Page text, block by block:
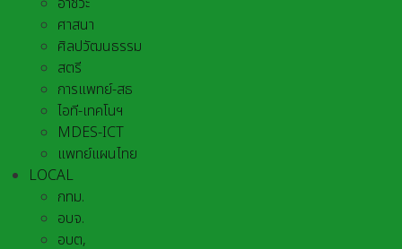
ศาสนา
ศิลปวัฒนธรรม
สตรี
การแพทย์-สธ
ไอที-เทคโนฯ
MDES-ICT
แพทย์แผนไทย
LOCAL
กทม.
อบจ.
อบต,